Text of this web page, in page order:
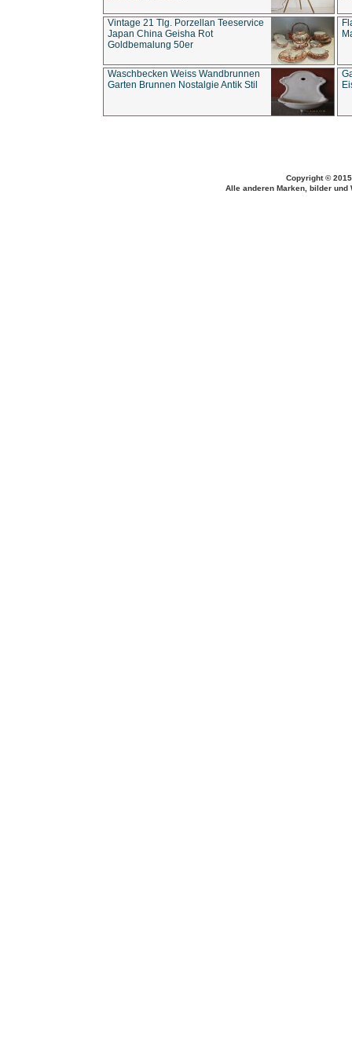
Vintage 21 Tlg. Porzellan Teeservice
Japan China Geisha Rot
Goldbemalung 50er
Waschbecken Weiss Wandbrunnen
Garten Brunnen Nostalgie Antik Stil
Copyright ©
Alle anderen Marken, bilder und